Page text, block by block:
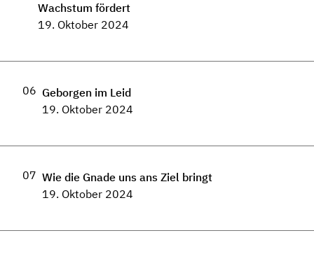
Wachstum fördert
19. Oktober 2024
06 Geborgen im Leid
19. Oktober 2024
07 Wie die Gnade uns ans Ziel bringt
19. Oktober 2024